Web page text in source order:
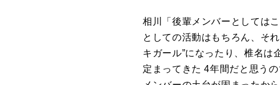
相川「後輩メンバーとしては
としての活動はもちろん、そ
キガール”になったり、椎名は
定まってきた 4年間だと思う